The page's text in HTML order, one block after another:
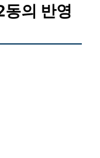
의 반영